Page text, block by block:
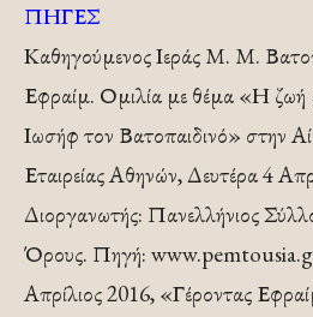
ΠΗΓΕΣ
Καθηγούμενος Ιεράς Μ. Μ.
Εφραίμ. Ομιλία με θέμα «Η ζωή
Ιωσήφ τον Βατοπαιδινό» στην
Εταιρείας Αθηνών, Δευτέρα 4
Διοργανωτής: Πανελλήνιος
Όρους. Πηγή:
Απρίλιος 2016, «Γέροντας